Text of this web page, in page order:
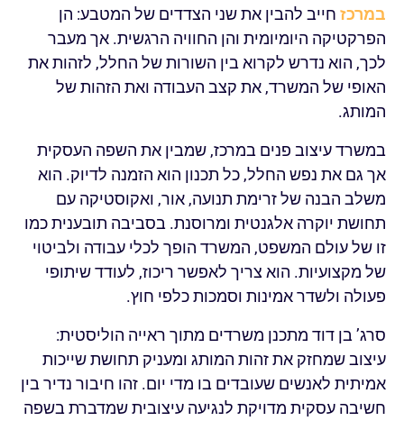
במרכז חייב להבין את שני הצדדים של המטבע: הן
הפרקטיקה היומיומית והן החוויה הרגשית. אך מעבר
לכך, הוא נדרש לקרוא בין השורות של החלל, לזהות את
האופי של המשרד, את קצב העבודה ואת הזהות של
המותג.
במשרד עיצוב פנים במרכז, שמבין את השפה העסקית
אך גם את נפש החלל, כל תכנון הוא הזמנה לדיוק. הוא
משלב הבנה של זרימת תנועה, אור, ואקוסטיקה עם
תחושת יוקרה אלגנטית ומרוסנת. בסביבה תובענית כמו
זו של עולם המשפט, המשרד הופך לכלי עבודה ולביטוי
של מקצועיות. הוא צריך לאפשר ריכוז, לעודד שיתופי
פעולה ולשדר אמינות וסמכות כלפי חוץ.
סרג’ בן דוד מתכנן משרדים מתוך ראייה הוליסטית:
עיצוב שמחזק את זהות המותג ומעניק תחושת שייכות
אמיתית לאנשים שעובדים בו מדי יום. זהו חיבור נדיר בין
חשיבה עסקית מדויקת לנגיעה עיצובית שמדברת בשפה